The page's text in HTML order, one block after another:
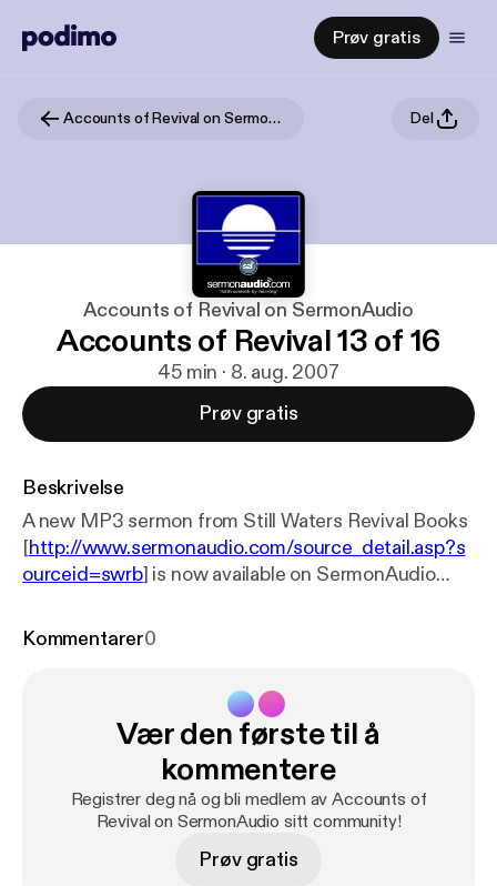
Prøv gratis
Accounts of Revival on SermonAudio Del
Accounts of Revival on SermonAudio
Accounts of Revival 13 of 16
45 min · 8. aug. 2007
Prøv gratis
Beskrivelse
A new MP3 sermon from Still Waters Revival Books
[http://www.sermonaudio.com/source_detail.asp?s
ourceid=swrb] is now available on SermonAudio
13 of 16 Subtitle: Accounts of Revival Speaker: John
Kommentarer0
Vær den første til å
kommentere
Registrer deg nå og bli medlem av Accounts of
Revival on SermonAudio sitt community!
Prøv gratis